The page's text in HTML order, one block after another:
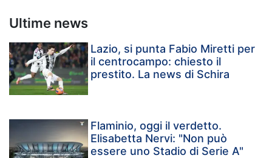
Ultime news
Lazio, si punta Fabio Miretti per
il centrocampo: chiesto il
prestito. La news di Schira
Flaminio, oggi il verdetto.
Elisabetta Nervi: "Non può
essere uno Stadio di Serie A"